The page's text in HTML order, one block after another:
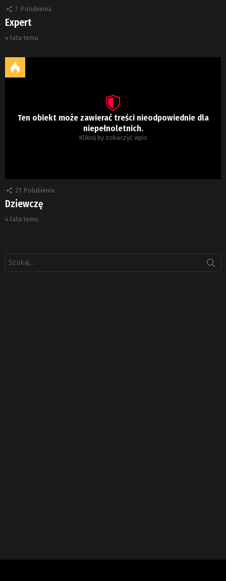
7 Polubienia
Expert
4 lata temu
Ten obiekt może zawierać treści nieodpowiednie dla
niepełnoletnich.
Kliknij by zobaczyć wpis
21 Polubienia
Dziewczę
4 lata temu